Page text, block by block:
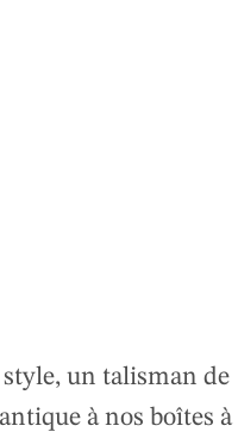
style, un talisman de
à nos boîtes à